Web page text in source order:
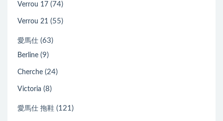
Verrou 17 (74)
Verrou 21 (55)
愛馬仕 (63)
Berline (9)
Cherche (24)
Victoria (8)
愛馬仕 拖鞋 (121)